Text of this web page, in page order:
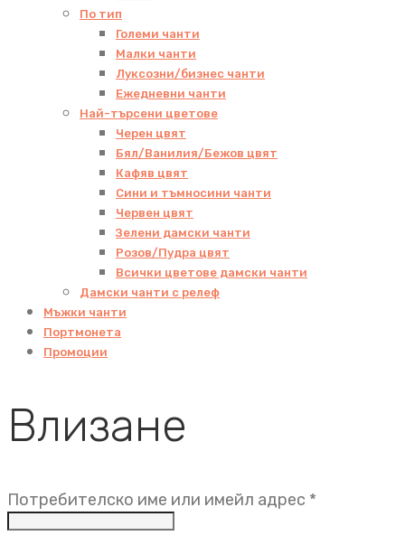
По тип
Големи чанти
Малки чанти
Луксозни/бизнес чанти
Ежедневни чанти
Най-търсени цветове
Черен цвят
Бял/Ванилия/Бежов цвят
Кафяв цвят
Сини и тъмносини чанти
Червен цвят
Зелени дамски чанти
Розов/Пудра цвят
Всички цветове дамски чанти
Дамски чанти с релеф
Мъжки чанти
Портмонета
Промоции
Влизане
Потребителско име или имейл адрес *